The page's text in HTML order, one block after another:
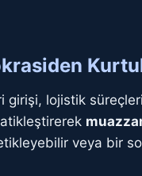
girişi, lojistik
veya bir